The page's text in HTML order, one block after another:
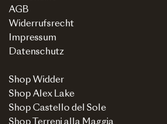
AGB
Widerrufsrecht
Impressum
Datenschutz
Shop Widder
Shop Alex Lake
Shop Castello del Sole